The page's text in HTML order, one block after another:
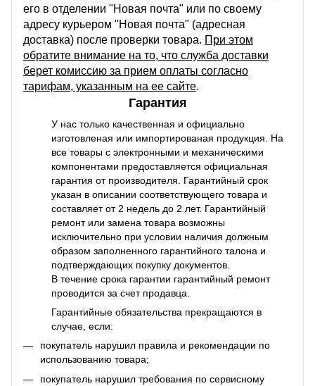
его в отделении "Новая почта" или по своему
адресу курьером "Новая почта" (адресная
доставка) после проверки товара. При этом
обратите внимание на то, что служба доставки
берет комиссию за прием оплаты согласно
тарифам, указанным на ее сайте.
Гарантия
У нас только качественная и официально
изготовленая или импортированая продукция. На
все товары с электронными и механическими
компонентами предоставляется официальная
гарантия от производителя. Гарантийный срок
указан в описании соответствующего товара и
составляет от 2 недель до 2 лет. Гарантийный
ремонт или замена товара возможны
исключительно при условии наличия должным
образом заполненного гарантийного талона и
подтверждающих покупку документов.
В течение срока гарантии гарантийный ремонт
проводится за счет продавца.
Гарантийные обязательства прекращаются в
случае, если:
покупатель нарушил правила и рекомендации по
использованию товара;
покупатель нарушил требования по сервисному